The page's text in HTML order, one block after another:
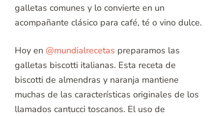
galletas comunes y lo convierte en un
acompañante clásico para café, té o vino dulce.
Hoy en @mundialrecetas preparamos las
galletas biscotti italianas. Esta receta de
biscotti de almendras y naranja mantiene
muchas de las características originales de los
llamados cantucci toscanos. El uso de